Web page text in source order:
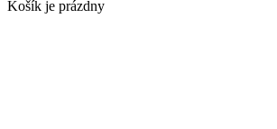
Košík je prázdny